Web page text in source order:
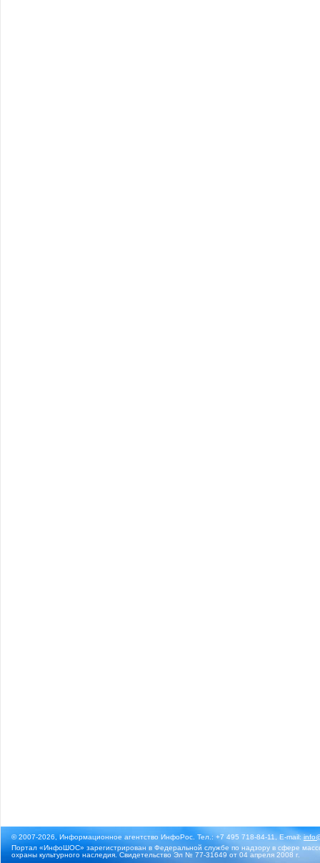
© 2007-2026, Информационное агентство ИнфоРос. Тел.: +7 495 718-84-11, E-mail:
Портал «ИнфоШОС» зарегистрирован в Федеральной службе по надзору в сфере
охраны культурного наследия. Свидетельство Эл № 77-31649 от 04 апреля 2008 г.